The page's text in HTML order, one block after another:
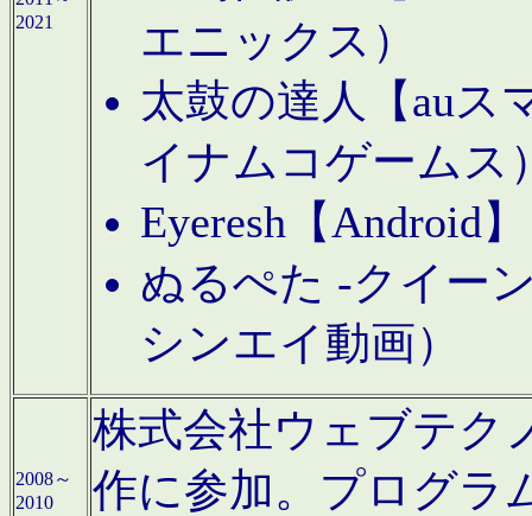
2021
エニックス）
太鼓の達人【auス
イナムコゲームス
Eyeresh【Android
ぬるぺた -クイー
シンエイ動画）
2008～
2010
株式会社ウェブテク
作に参加。プログラ